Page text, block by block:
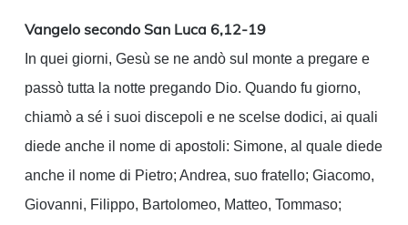
Vangelo secondo San Luca 6,12-19
In quei giorni, Gesù se ne andò sul monte a pregare e
passò tutta la notte pregando Dio. Quando fu giorno,
chiamò a sé i suoi discepoli e ne scelse dodici, ai quali
diede anche il nome di apostoli: Simone, al quale diede
anche il nome di Pietro; Andrea, suo fratello; Giacomo,
Giovanni, Filippo, Bartolomeo, Matteo, Tommaso;